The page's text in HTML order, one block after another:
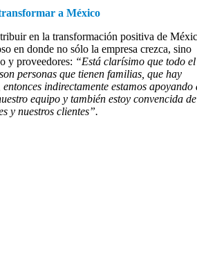
a México
en la transformación positiva de
en donde no sólo la empresa crezca, sino
y proveedores: “Está clarísimo que todo el
personas que tienen familias, que hay
indirectamente estamos apoyando
equipo y también estoy convencida de
y nuestros clientes”.